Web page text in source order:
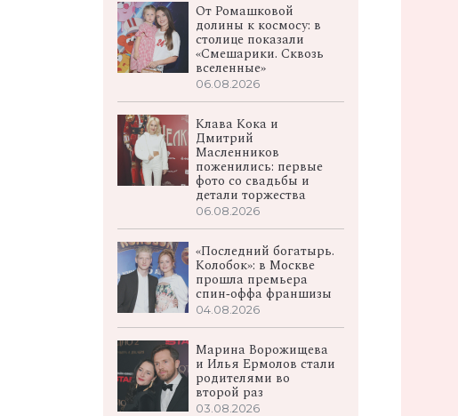
От Ромашковой
долины к космосу: в
столице показали
«Смешарики. Сквозь
вселенные»
06.08.2026
Клава Кока и
Дмитрий
Масленников
поженились: первые
фото со свадьбы и
детали торжества
06.08.2026
«Последний богатырь.
Колобок»: в Москве
прошла премьера
спин‑оффа франшизы
04.08.2026
Марина Ворожищева
и Илья Ермолов стали
родителями во
второй раз
03.08.2026